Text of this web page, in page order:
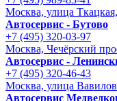
Москва, улица
Автосервис - Бутово
+7 (495) 320-03-97
Москва, Чечёрский
Автосервис -
+7 (495) 320-46-43
Москва, улица
Автосервис